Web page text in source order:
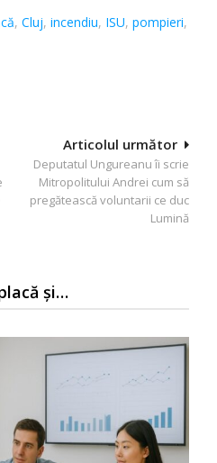
,Cluj,incendiu, ISU,pompieri,
Articolul următor
Deputatul Ungureanu îi scrie
Mitropolitului Andrei cum să
pregătească voluntarii ce duc
Lumină
și…